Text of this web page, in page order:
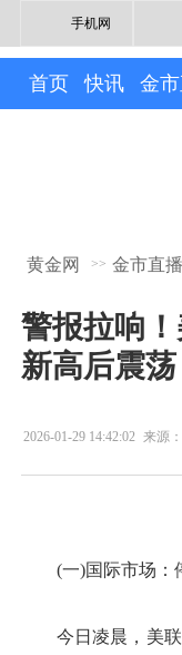
手机网
首页 快讯 金
黄金网 >> 金市直播
警报拉响
新高后震荡
2026-01-29 14:42:02 来源
(一)国际市场：停
今日凌晨，美联